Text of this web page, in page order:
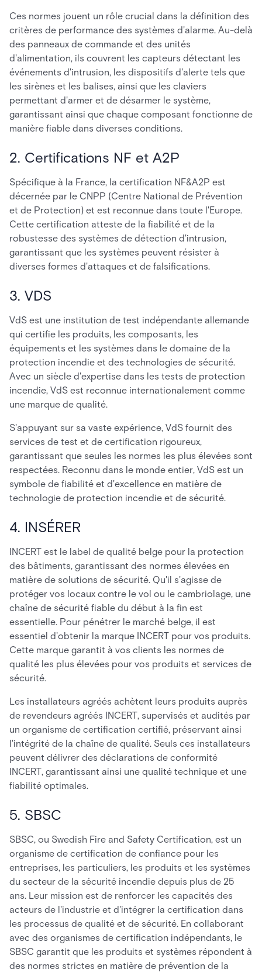
Ces normes jouent un rôle crucial dans la définition des
critères de performance des systèmes d'alarme. Au-delà
des panneaux de commande et des unités
d'alimentation, ils couvrent les capteurs détectant les
événements d'intrusion, les dispositifs d'alerte tels que
les sirènes et les balises, ainsi que les claviers
permettant d'armer et de désarmer le système,
garantissant ainsi que chaque composant fonctionne de
manière fiable dans diverses conditions.
2. Certifications NF et A2P
Spécifique à la France, la certification NF&A2P est
décernée par le CNPP (Centre National de Prévention
et de Protection) et est reconnue dans toute l'Europe.
Cette certification atteste de la fiabilité et de la
robustesse des systèmes de détection d'intrusion,
garantissant que les systèmes peuvent résister à
diverses formes d'attaques et de falsifications.
3. VDS
VdS est une institution de test indépendante allemande
qui certifie les produits, les composants, les
équipements et les systèmes dans le domaine de la
protection incendie et des technologies de sécurité.
Avec un siècle d'expertise dans les tests de protection
incendie, VdS est reconnue internationalement comme
une marque de qualité.
S'appuyant sur sa vaste expérience, VdS fournit des
services de test et de certification rigoureux,
garantissant que seules les normes les plus élevées sont
respectées. Reconnu dans le monde entier, VdS est un
symbole de fiabilité et d'excellence en matière de
technologie de protection incendie et de sécurité.
4. INSÉRER
INCERT est le label de qualité belge pour la protection
des bâtiments, garantissant des normes élevées en
matière de solutions de sécurité. Qu'il s'agisse de
protéger vos locaux contre le vol ou le cambriolage, une
chaîne de sécurité fiable du début à la fin est
essentielle. Pour pénétrer le marché belge, il est
essentiel d'obtenir la marque INCERT pour vos produits.
Cette marque garantit à vos clients les normes de
qualité les plus élevées pour vos produits et services de
sécurité.
Les installateurs agréés achètent leurs produits auprès
de revendeurs agréés INCERT, supervisés et audités par
un organisme de certification certifié, préservant ainsi
l'intégrité de la chaîne de qualité. Seuls ces installateurs
peuvent délivrer des déclarations de conformité
INCERT, garantissant ainsi une qualité technique et une
fiabilité optimales.
5. SBSC
SBSC, ou Swedish Fire and Safety Certification, est un
organisme de certification de confiance pour les
entreprises, les particuliers, les produits et les systèmes
du secteur de la sécurité incendie depuis plus de 25
ans. Leur mission est de renforcer les capacités des
acteurs de l'industrie et d'intégrer la certification dans
les processus de qualité et de sécurité. En collaborant
avec des organismes de certification indépendants, le
SBSC garantit que les produits et systèmes répondent à
des normes strictes en matière de prévention de la